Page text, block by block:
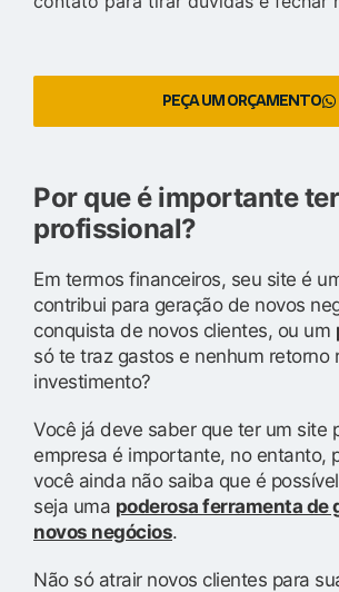
PEÇA UM ORÇAMENTO
Por que é importante
profissional?
Em termos financeiros, seu site é
contribui para geração de novos
conquista de novos clientes, ou um
só te traz gastos e nenhum retorno
investimento?
Você já deve saber que ter um site
empresa é importante, no entanto,
você ainda não saiba que é
seja uma poderosa ferramenta de
novos negócios.
Não só atrair novos clientes para